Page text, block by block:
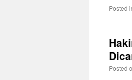
Posted
Posted